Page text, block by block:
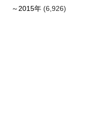
～2015年(6,926)